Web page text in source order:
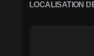
LOCALISATION